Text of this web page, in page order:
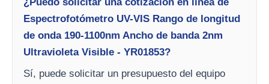
Espectrofotómetro UV-VIS Rango de longitud
de onda 190-1100nm Ancho de banda 2nm
Ultravioleta Visible - YR01853?
Sí, puede solicitar un presupuesto del equipo